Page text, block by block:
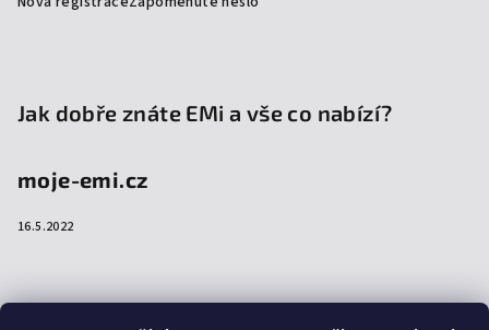
Jak dobře znáte EMi a vše co nabízí?
moje-emi.cz
16.5.2022